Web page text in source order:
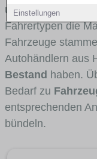
Einstellungen
und
Fahrertypen die
Fahrzeuge
Autohändlern aus
Bestand haben.
Bedarf zu
entsprechenden
bündeln.